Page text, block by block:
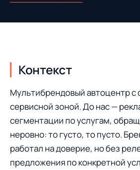
Контекст
Мультибрендовый автоцентр с
сервисной зоной. До нас —
сегментации по услугам,
неровно: то густо, то пусто.
работал на доверие, но без
предложения по конкретной